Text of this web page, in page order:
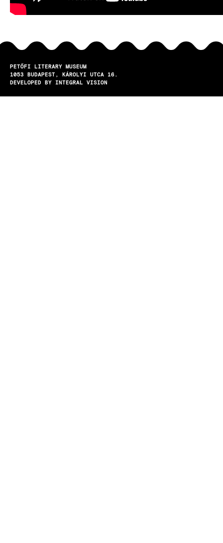
PETŐFI LITERARY MUSEUM
1053
BUDAPEST
KÁROLYI UTCA 16.
DEVELOPED BY INTEGRAL VISION